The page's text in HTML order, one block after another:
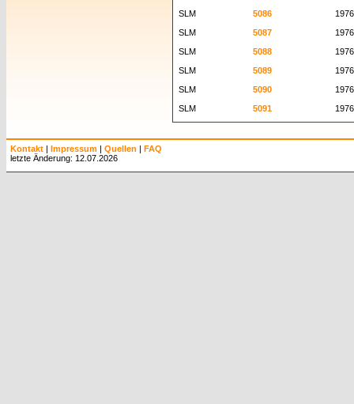
SLM
5086
1976
SLM
5087
1976
SLM
5088
1976
SLM
5089
1976
SLM
5090
1976
SLM
5091 1976
Kontakt | Impressum | Quellen | FAQ
letzte Änderung: 12.07.2026